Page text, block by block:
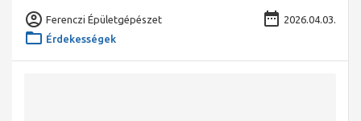
Ferenczi Épületgépészet
2026.04.03.
Érdekességek